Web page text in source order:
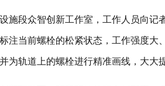
施段众智创新工作室，工作人员向
注当前螺栓的松紧状态，工作强度
为轨道上的螺栓进行精准画线，大大